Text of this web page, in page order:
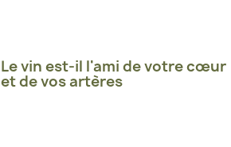
Le vin est-il l'ami de votre cœur
et de vos artères